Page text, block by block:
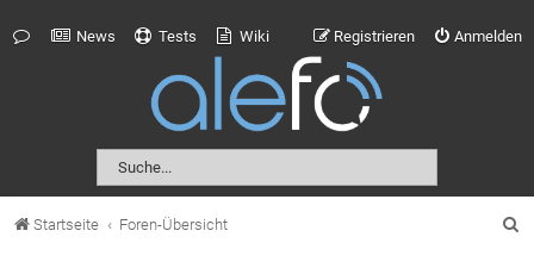
News Tests Wiki Anmelden
Registrieren
Startseite Foren-Übersicht